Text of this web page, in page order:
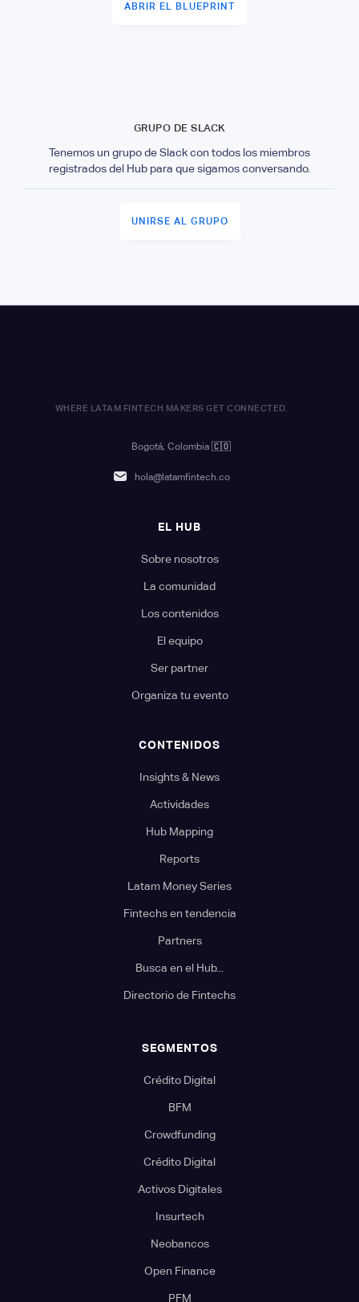
ABRIR EL BLUEPRINT
GRUPO DE SLACK
Tenemos un grupo de Slack con todos los miembros
registrados del Hub para que sigamos conversando.
UNIRSE AL GRUPO
WHERE LATAM FINTECH MAKERS GET CONNECTED.
Bogotá, Colombia 🇨🇴
hola@latamfintech.co
EL HUB
Sobre nosotros
La comunidad
Los contenidos
El equipo
Ser partner
Organiza tu evento
CONTENIDOS
Insights & News
Actividades
Hub Mapping
Reports
Latam Money Series
Fintechs en tendencia
Partners
Busca en el Hub...
Directorio de Fintechs
SEGMENTOS
Crédito Digital
BFM
Crowdfunding
Crédito Digital
Activos Digitales
Insurtech
Neobancos
Open Finance
PFM